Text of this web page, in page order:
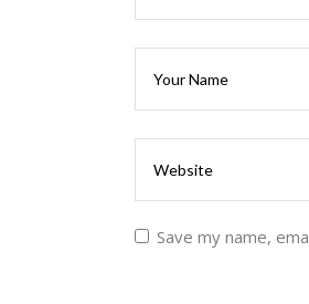
Save my name,